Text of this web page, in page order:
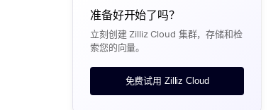
准备好开始了吗？
立刻创建 Zilliz Cloud 集群，存储和检
索您的向量。
免费试用 Zilliz Cloud